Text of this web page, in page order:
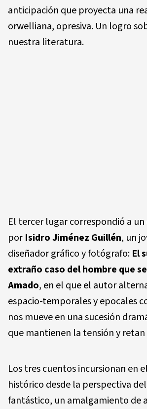
anticipación que proyecta una
orwelliana, opresiva. Un logro
nuestra literatura.
El tercer lugar correspondió a
porIsidro Jiménez Guillén, un
diseñador gráfico y fotógrafo: El
extraño caso del hombre que
Amado, en el que el autor
espacio-temporales y epocales
nos mueve en una sucesión
que mantienen la tensión y
Los tres cuentos incursionan en
histórico desde la perspectiva
fantástico, un amalgamiento de